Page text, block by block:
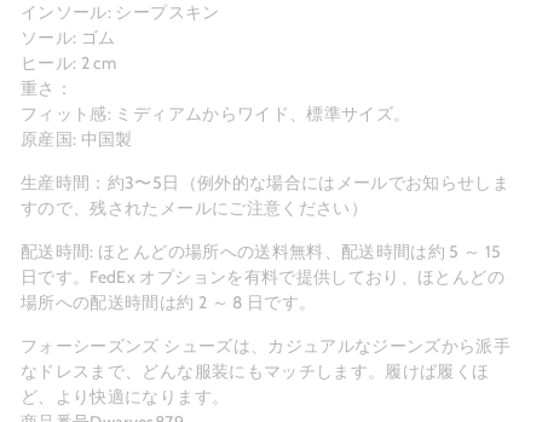
インソール: シープスキン
ソール: ゴム
ヒール: 2 cm
重さ：
フィット感: ミディアムからワイド、標準サイズ。
原産国: 中国製
生産時間：約3〜5日（例外的な場合にはメールでお知らせしま
すので、残されたメールにご注意ください）
配送時間: ほとんどの場所への送料無料、配送時間は約 5 ～ 15
日です。FedEx オプションを有料で提供しており、ほとんどの
場所への配送時間は約 2 ～ 8 日です。
フォーシーズンズ シューズは、カジュアルなジーンズから派手
なドレスまで、どんな服装にもマッチします。履けば履くほ
ど、より快適になります。